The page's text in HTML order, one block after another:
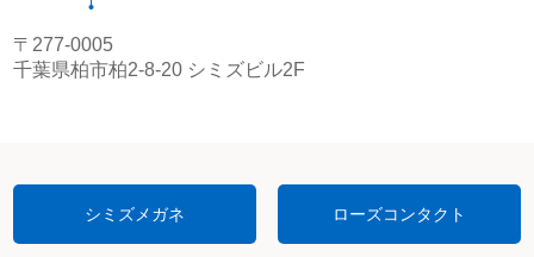
〒277-0005
千葉県柏市柏2-8-20 シミズビル2F
シミズメガネ ローズコンタクト